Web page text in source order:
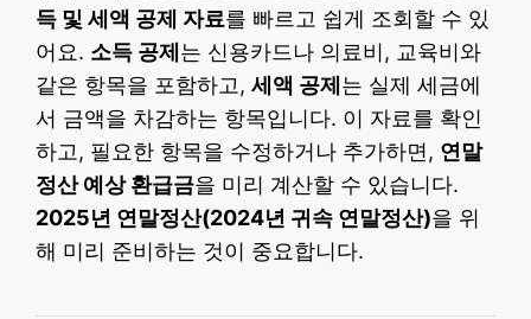
득 및 세액 공제 자료를 빠르고 쉽게 조회할 수 있
어요. 소득 공제 는 신용카드나 의료비, 교육비와
같은 항목을 포함하고, 세액 공제 는 실제 세금에
서 금액을 차감하는 항목입니다. 이 자료를 확인
하고, 필요한 항목을 수정하거나 추가하면, 연말
정산 예상 환급금을 미리 계산할 수 있습니다.
2025년 연말정산(2024년 귀속 연말정산)을 위
해 미리 준비하는 것이 중요합니다.